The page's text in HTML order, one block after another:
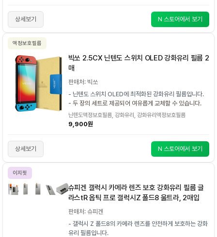
상세보기 N 스토어에서 보기
액정보호필름
빅쏘 2.5CX 닌텐도 스위치 OLED 강화유리 필름 2
매
판매처: 빅쏘
- 닌텐도 스위치 OLED에 최적화된 강화유리 필름입니다.
- 두 장의 세트로 제공되어 여유롭게 교체할 수 있습니다.
닌텐도액정보호필름, 강화유리, 강화유리액정보호필름
9,900원
상세보기 N 스토어에서 보기
이지핏
슈피겐 갤럭시 카메라 렌즈 보호 강화유리 필름 글
라스tR 옵틱 프로 갤럭시Z 폴드8 울트라, 2매입
판매처: 슈피겐
- 갤럭시 Z 폴드8의 카메라 렌즈를 안전하게 보호하는 강화
유리 필름입니다.